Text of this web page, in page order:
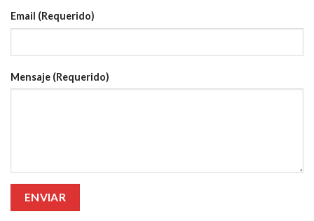
Email (Requerido)
Mensaje (Requerido)